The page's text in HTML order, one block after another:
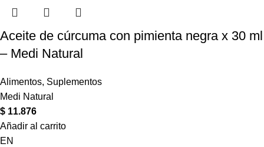
Aceite de cúrcuma con pimienta negra x 30 ml
– Medi Natural
Alimentos, Suplementos
Medi Natural
$ 11.876
Añadir al carrito
EN